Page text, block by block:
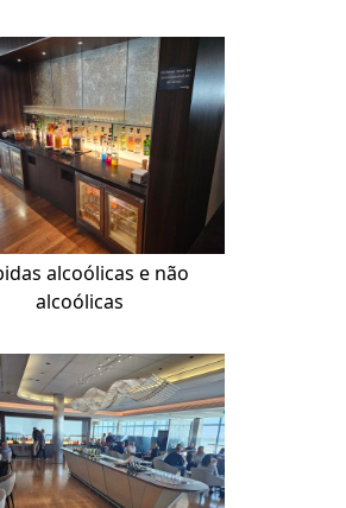
alcoólicas e não
alcoólicas